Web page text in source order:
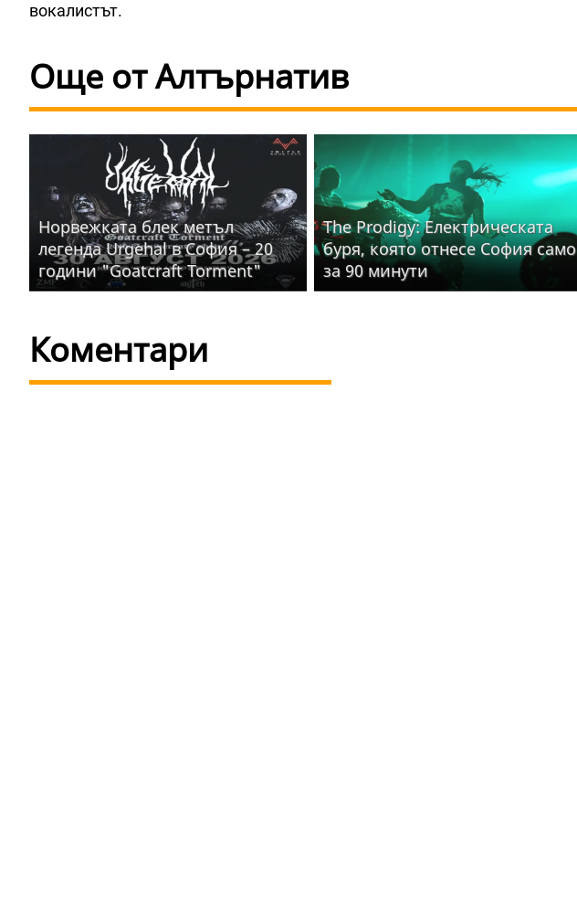
вокалистът.
Още от Алтърнатив
Норвежката блек метъл
легенда Urgehal в София – 20
години "Goatcraft Torment"
The Prodigy: Електрическата
буря, която отнесе София само
за 90 минути
Коментари